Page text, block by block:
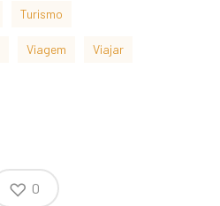
Turismo
Viagem Viajar
0